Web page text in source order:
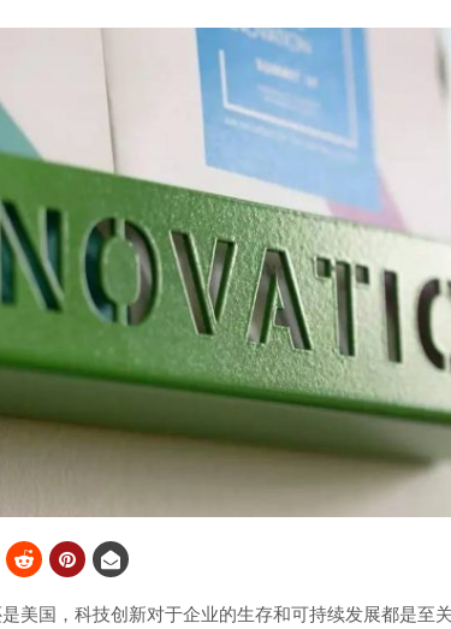
美国，科技创新对于企业的生存和可持续发展都是至